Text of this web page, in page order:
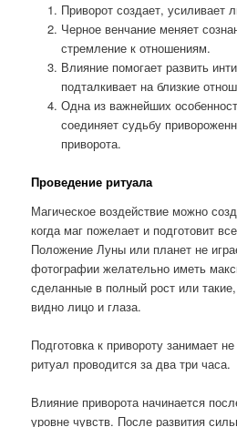
Приворот создает, усиливает
Черное венчание меняет
стремление к отношениям.
Влияние помогает развить
подталкивает на близкие
Одна из важнейших
соединяет судьбу
приворота.
Проведение ритуала
Магическое воздействие можно
когда маг пожелает и подготовит
Положение Луны или планет не
фотографии желательно иметь
сделанные в полный рост или
видно лицо и глаза.
Подготовка к привороту занимает
ритуал проводится за два три часа.
Влияние приворота начинается
уровне чувств. После развития